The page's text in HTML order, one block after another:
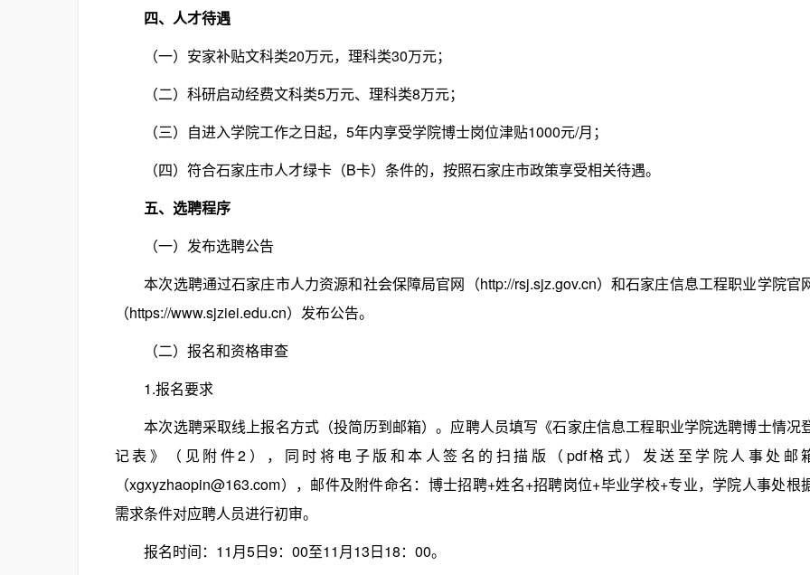
四、人才待遇
（一）安家补贴文科类20万元，理科类30万元；
（二）科研启动经费文科类5万元、理科类8万元；
（三）自进入学院工作之日起，5年内享受学院博士岗位津贴1000元/月；
（四）符合石家庄市人才绿卡（B卡）条件的，按照石家庄市政策享受相关待遇。
五、选聘程序
（一）发布选聘公告
本次选聘通过石家庄市人力资源和社会保障局官网（http://rsj.sjz.gov.cn）和石家庄信息工程职业学院官
（https://www.sjziei.edu.cn）发布公告。
（二）报名和资格审查
1.报名要求
本次选聘采取线上报名方式（投简历到邮箱）。应聘人员填写《石家庄信息工程职业学院选聘博士情况
记表》（见附件2），同时将电子版和本人签名的扫描版（pdf格式）发送至学院人事处邮
（xgxyzhaopin@163.com），邮件及附件命名：博士招聘+姓名+招聘岗位+毕业学校+专业，学院人事处根
需求条件对应聘人员进行初审。
报名时间：11月5日9：00至11月13日18：00。